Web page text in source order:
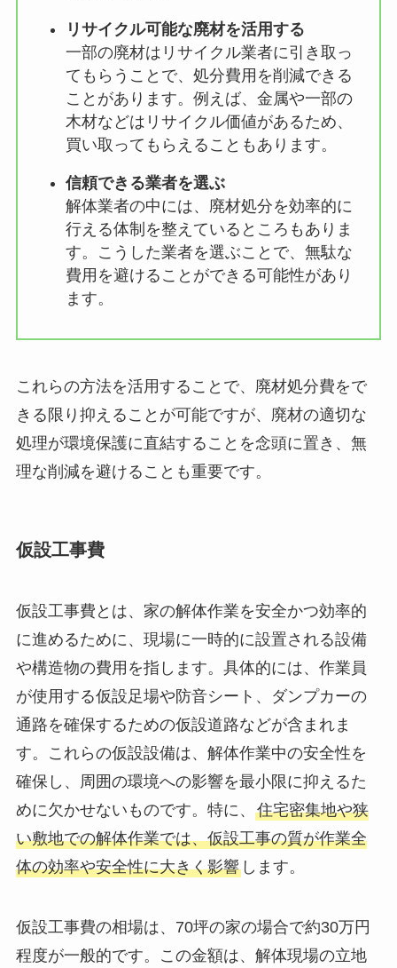
リサイクル可能な廃材を活用する
一部の廃材はリサイクル業者に引き取っ
てもらうことで、処分費用を削減できる
ことがあります。例えば、金属や一部の
木材などはリサイクル価値があるため、
買い取ってもらえることもあります。
信頼できる業者を選ぶ
解体業者の中には、廃材処分を効率的に
行える体制を整えているところもありま
す。こうした業者を選ぶことで、無駄な
費用を避けることができる可能性があり
ます。
これらの方法を活用することで、廃材処分費をで
きる限り抑えることが可能ですが、廃材の適切な
処理が環境保護に直結することを念頭に置き、無
理な削減を避けることも重要です。
仮設工事費
仮設工事費とは、家の解体作業を安全かつ効率的
に進めるために、現場に一時的に設置される設備
や構造物の費用を指します。具体的には、作業員
が使用する仮設足場や防音シート、ダンプカーの
通路を確保するための仮設道路などが含まれま
す。これらの仮設設備は、解体作業中の安全性を
確保し、周囲の環境への影響を最小限に抑えるた
めに欠かせないものです。特に、 住宅密集地や狭
い敷地での解体作業では、仮設工事の質が作業全
体の効率や安全性に大きく影響します。
仮設工事費の相場は、70坪の家の場合で約30万円
程度が一般的です。この金額は、解体現場の立地